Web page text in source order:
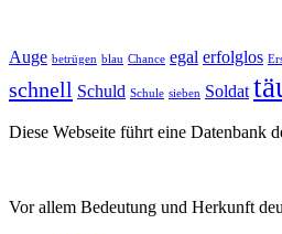
Auge betrügen blau Chance egal erfolglos
schnell Schuld Schule sieben Soldat
Diese Webseite führt eine Datenbank
Vor allem Bedeutung und Herkunft